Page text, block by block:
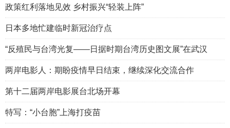
政策红利落地见效 乡村振兴“轻装上阵”
日本多地忙建临时新冠治疗点
“反殖民与台湾光复——日据时期台湾历史图文展”在武汉
两岸电影人：期盼疫情早日结束，继续深化交流合作
第十二届两岸电影展台北场开幕
特写：“小台胞”上海打疫苗